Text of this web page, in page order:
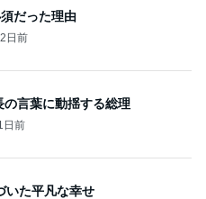
だった理由
2日前
の言葉に動揺する総理
日前
いた平凡な幸せ